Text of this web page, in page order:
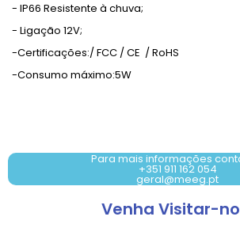
- IP66 Resistente à chuva;
- Ligação 12V;
-Certificações:/ FCC / CE / RoHS
-Consumo máximo:5W
Para mais informações
+351 911 162 054
geral@meeg.pt
Venha Visitar-